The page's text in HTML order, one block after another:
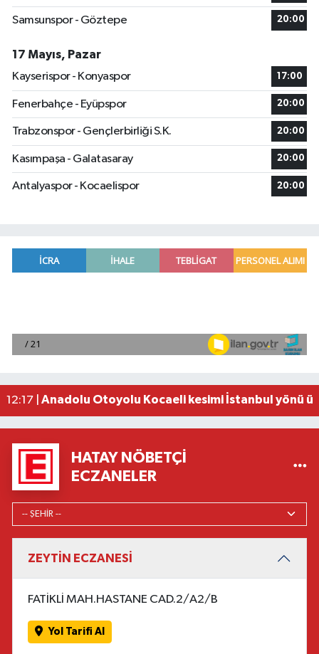
Samsunspor - Göztepe 20:00
17 Mayıs, Pazar
Kayserispor - Konyaspor
17:00
Fenerbahçe - Eyüpspor 20:00
Trabzonspor - Gençlerbirliği S.K. 20:00
Kasımpaşa - Galatasaray 20:00
Antalyaspor - Kocaelispor 20:00
12:17 |
Antalya'da 'Mavi Akdeniz' için koruma kalkanı
12:17 | Anadolu Otoyolu Kocaeli kesimi İstanbul yönü
HATAY NÖBETÇI
ECZANELER
ZEYTİN ECZANESİ
FATİKLİ MAH.HASTANE CAD.2/A2/B
Yol Tarifi Al